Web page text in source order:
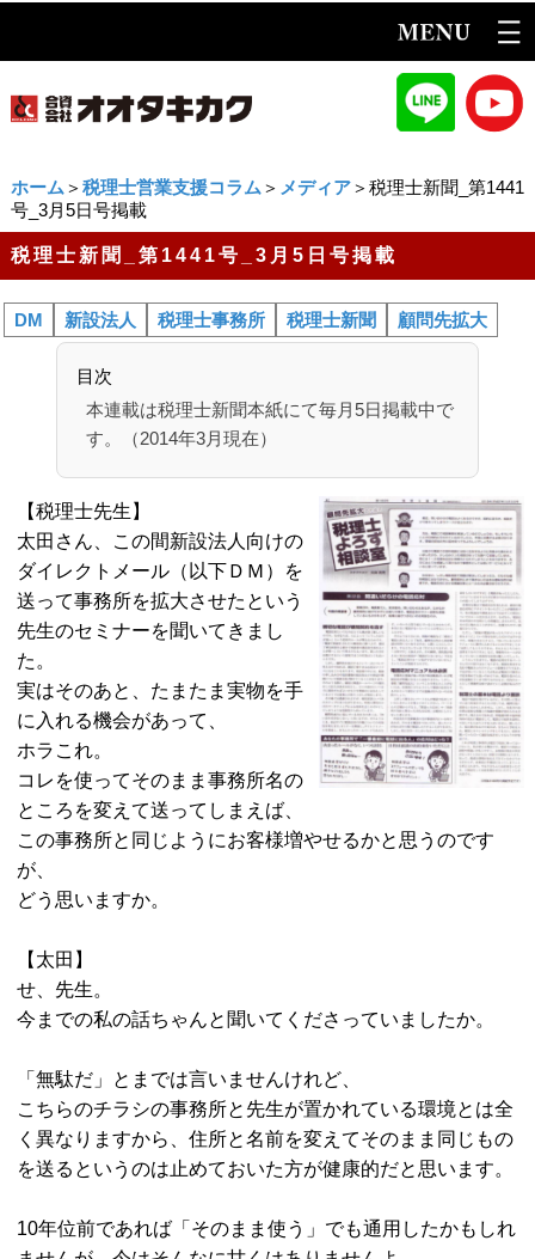
ホーム ＞ 税理士営業支援コラム ＞ メディア＞税理士新聞_第1441
号_3月5日号掲載
税理士新聞_第1441号_3月5日号掲載
DM 新設法人 税理士事務所 税理士新聞 顧問先拡大
目次
本連載は税理士新聞本紙にて毎月5日掲載中で
す。（2014年3月現在）
【税理士先生】
太田さん、この間新設法人向けの
ダイレクトメール（以下ＤＭ）を
送って事務所を拡大させたという
先生のセミナーを聞いてきまし
た。
実はそのあと、たまたま実物を手
に入れる機会があって、
ホラこれ。
コレを使ってそのまま事務所名の
ところを変えて送ってしまえば、
この事務所と同じようにお客様増やせるかと思うのです
が、
どう思いますか。
【太田】
せ、先生。
今までの私の話ちゃんと聞いてくださっていましたか。
「無駄だ」とまでは言いませんけれど、
こちらのチラシの事務所と先生が置かれている環境とは全
く異なりますから、住所と名前を変えてそのまま同じもの
を送るというのは止めておいた方が健康的だと思います。
10年位前であれば「そのまま使う」でも通用したかもしれ